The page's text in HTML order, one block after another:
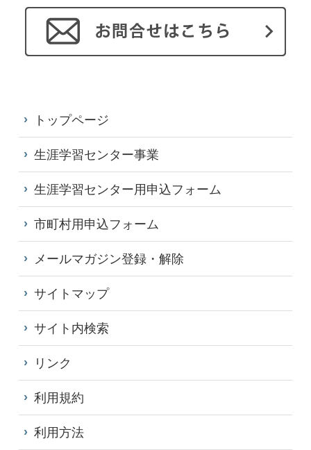
トップページ
生涯学習センター事業
生涯学習センター用申込フォーム
市町村用申込フォーム
メールマガジン登録・解除
サイトマップ
サイト内検索
リンク
利用規約
利用方法